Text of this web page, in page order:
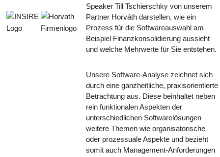
Speaker Till Tschierschky von unserem
Partner Horváth darstellen, wie ein
Prozess für die Softwareauswahl am
Beispiel Finanzkonsolidierung aussieht
und welche Mehrwerte für Sie entstehen.
Unsere Software-Analyse zeichnet sich
durch eine ganzheitliche, praxisorientierte
Betrachtung aus. Diese beinhaltet neben
rein funktionalen Aspekten der
unterschiedlichen Softwarelösungen
weitere Themen wie organisatorische
oder prozessuale Aspekte und bezieht
somit auch Management-Anforderungen